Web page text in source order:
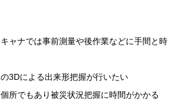
ャナでは事前測量や後作業などに手間と時
3Dによる出来形把握が行いたい
所でもあり被災状況把握に時間がかかる